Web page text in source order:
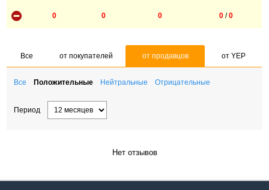
0 0 0 0/0
Все от покупателей от продавцов от YEP
Все Положительные Нейтральные Отрицательные
Период
Нет отзывов